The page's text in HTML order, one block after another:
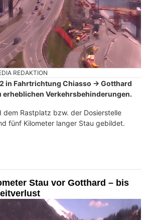
REDAKTION
in Fahrtrichtung Chiasso → Gotthard
erheblichen Verkehrsbehinderungen.
dem Rastplatz bzw. der Dosierstelle
fünf Kilometer langer Stau gebildet.
Stau vor Gotthard – bis